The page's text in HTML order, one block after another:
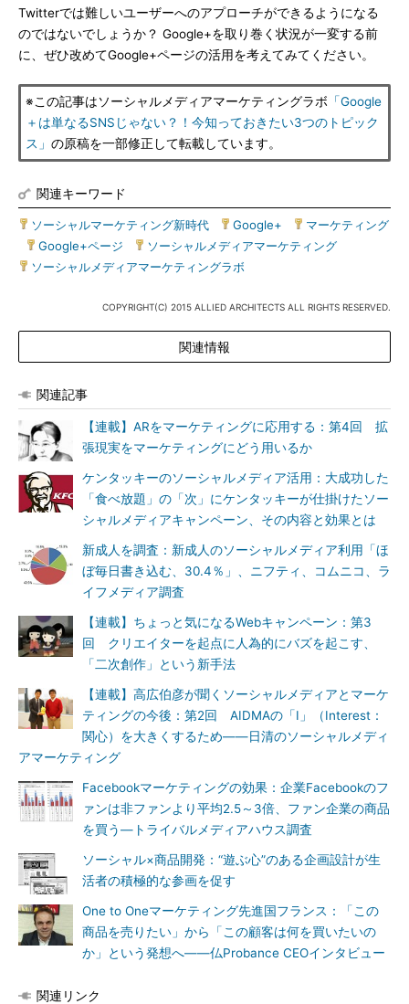
Twitterでは難しいユーザーへのアプローチができるようになる
のではないでしょうか？ Google+を取り巻く状況が一変する前
に、ぜひ改めてGoogle+ページの活用を考えてみてください。
※この記事はソーシャルメディアマーケティングラボ 「Google
＋は単なるSNSじゃない？！今知っておきたい3つのトピック
ス」 の原稿を一部修正して転載しています。
関連キーワード
ソーシャルマーケティング新時代 Google+
マーケティング
Google+ページ ソーシャルメディアマーケティング
ソーシャルメディアマーケティングラボ
COPYRIGHT(C) 2015 ALLIED ARCHITECTS ALL RIGHTS RESERVED.
関連情報
関連記事
【連載】ARをマーケティングに応用する：第4回 拡
張現実をマーケティングにどう用いるか
ケンタッキーのソーシャルメディア活用：大成功した
「食べ放題」の「次」にケンタッキーが仕掛けたソー
シャルメディアキャンペーン、その内容と効果とは
新成人を調査：新成人のソーシャルメディア利用「ほ
ぼ毎日書き込む、30.4％」、ニフティ、コムニコ、ラ
イフメディア調査
【連載】ちょっと気になるWebキャンペーン：第3
回 クリエイターを起点に人為的にバズを起こす、
「二次創作」という新手法
【連載】高広伯彦が聞くソーシャルメディアとマーケ
ティングの今後：第2回 AIDMAの「I」（Interest：
関心）を大きくするため――日清のソーシャルメディ
アマーケティング
Facebookマーケティングの効果：企業Facebookのフ
ァンは非ファンより平均2.5～3倍、ファン企業の商品
を買う―トライバルメディアハウス調査
ソーシャル×商品開発：“遊ぶ心”のある企画設計が生
活者の積極的な参画を促す
One to Oneマーケティング先進国フランス：「この
商品を売りたい」から「この顧客は何を買いたいの
か」という発想へ――仏Probance CEOインタビュー
関連リンク